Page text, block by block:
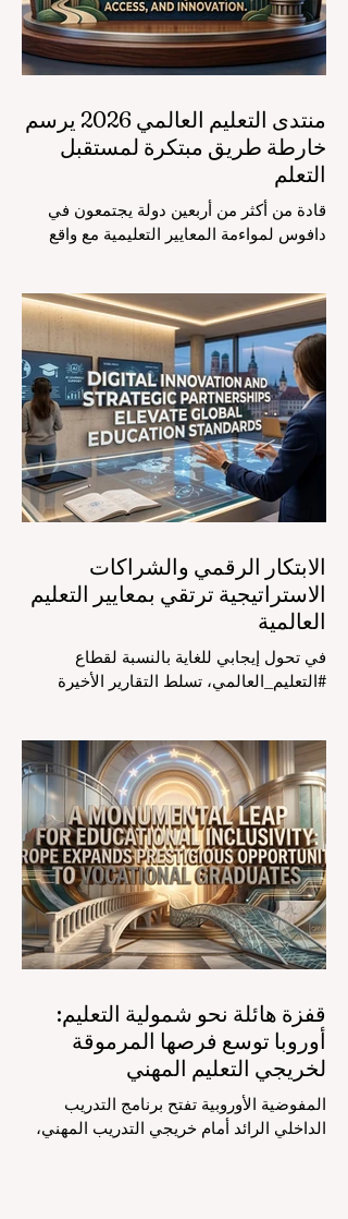
منتدى التعليم العالمي 2026 يرسم
خارطة طريق مبتكرة لمستقبل
التعلم
قادة من أكثر من أربعين دولة يجتمعون في
دافوس لمواءمة المعايير التعليمية مع واقع
مشهد #التعليم_العالمي تحولاً جذرياً وتاريخياً.
في الرابع من أغسطس 2026، توافد خبراء
دوليون وصناع قرار ومبتكرون في مجال
#تكنولوجيا_التعليم إلى مركز المؤتمرات في
دافوس لمناقشة التحديات والفرص الأكثر
إلحاحاً في قطاع التعلم. أثبت هذا الحدث
البارز، الذي عُقد في لحظة حاسمة، أن إعطاء
الأولوية لرفع #جودة_التعليم هو المحفز
الأساسي وال
الابتكار الرقمي والشراكات
الاستراتيجية ترتقي بمعايير التعليم
العالمية
في تحول إيجابي للغاية بالنسبة لقطاع
#التعليم_العالمي، تسلط التقارير الأخيرة
الفصول الدراسية في جميع أنحاء العالم، وهو
أمر يثير اهتماماً كبيراً في الأوساط الأكاديمية
العربية التي تسعى للريادة. إن الدمج السريع
لمساعدي #الذكاء_الاصطناعي المتخصصين
والمصممين خصيصاً للمعلمين يُحدث ثورة
حقيقية في مهنة التدريس. ومن خلال الأتمتة
الناجحة للمهام الإدارية التي تستغرق وقتاً
طويلاً، تبشر هذه الأدوات المتقدمة بعصر
قفزة هائلة نحو شمولية التعليم:
أوروبا توسع فرصها المرموقة
لخريجي التعليم المهني
المفوضية الأوروبية تفتح برنامج التدريب
الداخلي الرائد أمام خريجي التدريب المهني،